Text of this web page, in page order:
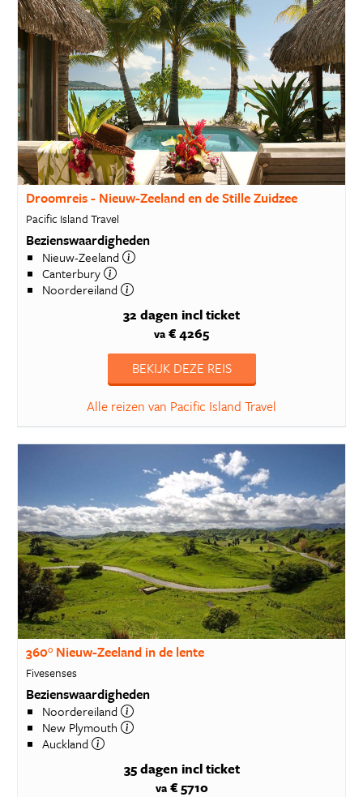
Droomreis - Nieuw-Zeeland en de Stille Zuidzee
Pacific Island Travel
Bezienswaardigheden
Nieuw-Zeeland
Canterbury
Noordereiland
32 dagen incl ticket
va € 4265
BEKIJK DEZE REIS
Alle reizen van Pacific Island Travel
360° Nieuw-Zeeland in de lente
Fivesenses
Bezienswaardigheden
Noordereiland
New Plymouth
Auckland
35 dagen incl ticket
va€ 5710